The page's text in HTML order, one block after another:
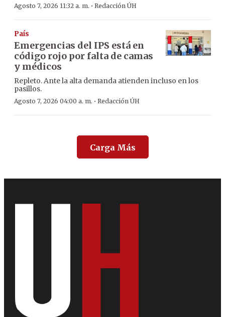
Agosto 7, 2026 11:32 a. m. · Redacción ÚH
País
Emergencias del IPS está en
código rojo por falta de camas
y médicos
Repleto. Ante la alta demanda atienden incluso en los
pasillos.
Agosto 7, 2026 04:00 a. m. · Redacción ÚH
Carga Más